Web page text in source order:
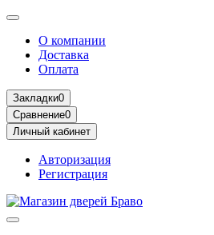
О компании
Доставка
Оплата
Закладки0
Сравнение0
Личный кабинет
Авторизация
Регистрация